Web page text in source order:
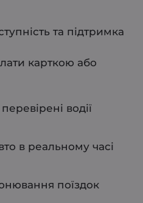
та підтримка
карткою або
водії
в реальному часі
поїздок